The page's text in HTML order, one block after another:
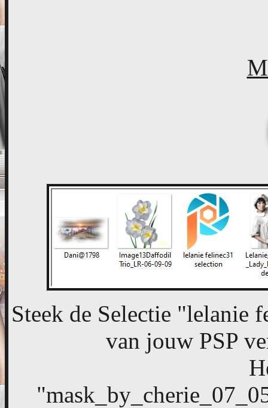
Steek de Selectie "lelanie
van jouw PSP